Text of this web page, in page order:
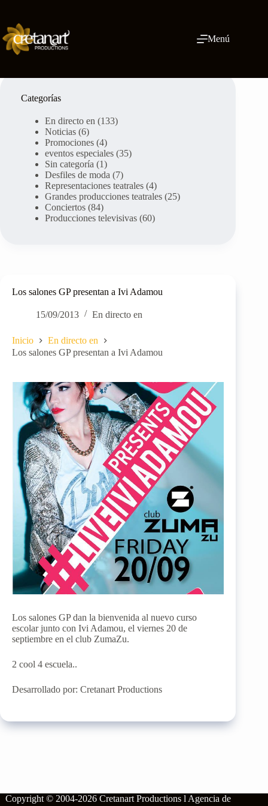
contenido
Menú
Los salones GP presentan a Ivi Adamou
15/09/2013 En directo en
Inicio
En directo en
Los salones GP presentan a Ivi Adamou
Los salones GP dan la bienvenida al nuevo curso
escolar junto con Ivi Adamou, el viernes 20 de
septiembre en el club ZumaZu.
2 cool 4 escuela..
Desarrollado por: Cretanart Productions
Categorías
En directo en (133)
Noticias (6)
Promociones (4)
eventos especiales (35)
Sin categoría (1)
Desfiles de moda (7)
Representaciones teatrales (4)
Grandes producciones teatrales (25)
Conciertos (84)
Producciones televisivas (60)
Copyright © 2004-2026 Cretanart Productions l Agencia de